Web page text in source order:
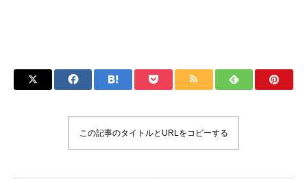
この記事のタイトルとURLをコピーする